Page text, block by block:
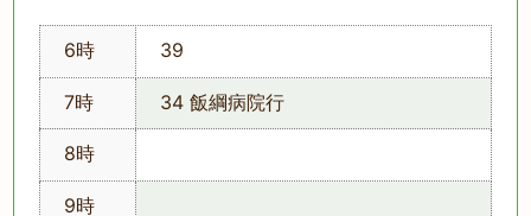
6時 39
7時 34 飯綱病院行
8時
9時